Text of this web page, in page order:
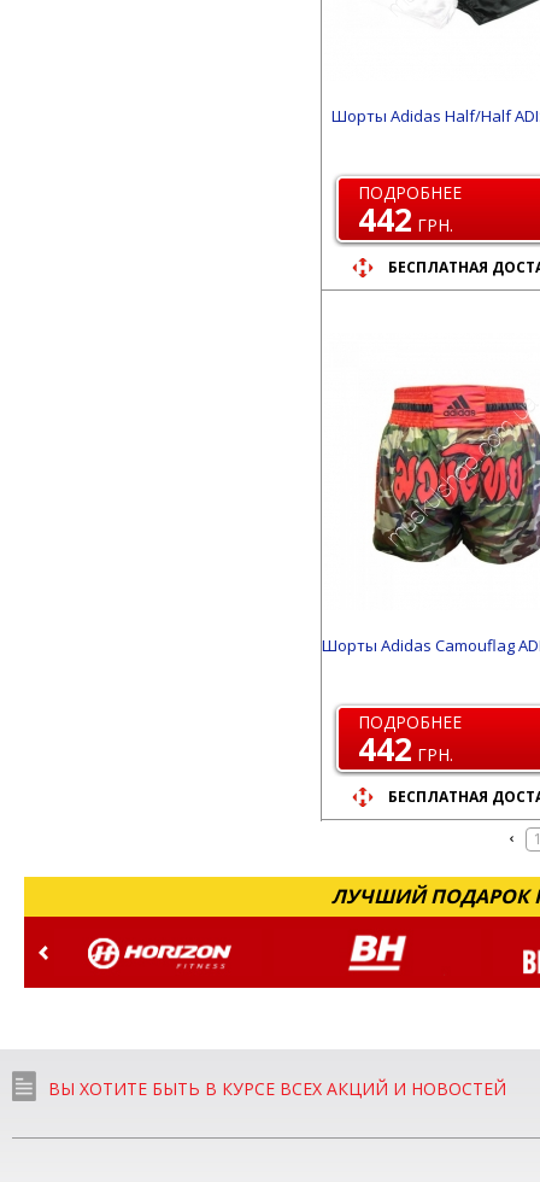
Шорты Adidas Half/Half
ПОДРОБНЕЕ
442 ГРН.
БЕСПЛАТНАЯ
Шорты Adidas Camouflag
ПОДРОБНЕЕ
442 ГРН.
БЕСПЛАТНАЯ
ЛУЧШИЙ ПОДАРОК
ВЫ ХОТИТЕ БЫТЬ В КУРСЕ ВСЕХ АКЦИЙ И НОВОСТЕЙ